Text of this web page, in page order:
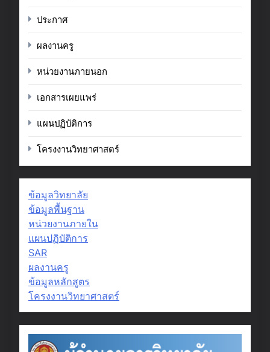
ประกาศ
ผลงานครู
หน่วยงานภายนอก
เอกสารเผยแพร่
แผนปฏิบัติการ
โครงงานวิทยาศาสตร์
ข้อมูลวิทยาลัย
ข้อมูลพื้นฐาน
หน่วยงานภายใน
แผนปฏิบัติการ
SAR
ผลงานครู
ข้อมูลหลักสูตร
โครงงานวิทยาศาสตร์